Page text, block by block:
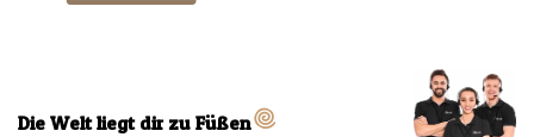
Die Welt liegt dir zu Füßen